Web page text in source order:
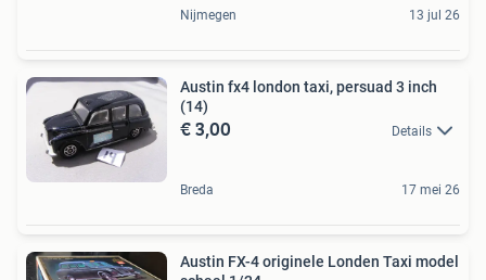
Nijmegen 13 jul 26
Austin fx4 london taxi, persuad 3 inch
(14)
€ 3,00 Details
Breda 17 mei 26
Austin FX-4 originele Londen Taxi model